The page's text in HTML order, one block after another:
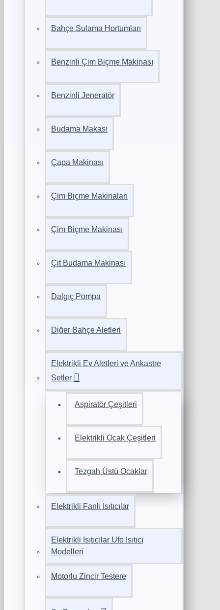
Bahçe Sulama Hortumları
Benzinli Çim Biçme Makinası
Benzinli Jeneratör
Budama Makası
Çapa Makinası
Çim Biçme Makinaları
Çim Biçme Makinası
Çit Budama Makinası
Dalgıç Pompa
Diğer Bahçe Aletleri
Elektrikli Ev Aletleri ve Ankastre
Setler
Aspiratör Çeşitleri
Elektrikli Ocak Çeşitleri
Tezgah Üstü Ocaklar
Elektrikli Fanlı Isıtıcılar
Elektrikli Isıtıcılar Ufo Isıtıcı
Modelleri
Motorlu Zincir Testere